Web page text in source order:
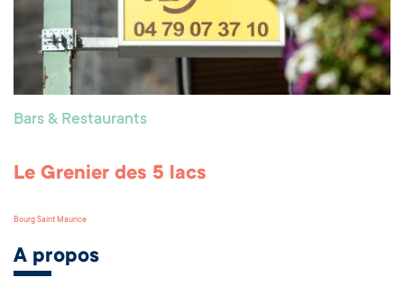
Bars & Restaurants
Le Grenier des 5 lacs
Bourg Saint Maurice
A propos